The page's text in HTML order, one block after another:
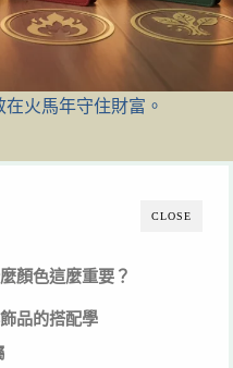
火馬年守住財富。
CLOSE
顏色這麼重要？
品的搭配學